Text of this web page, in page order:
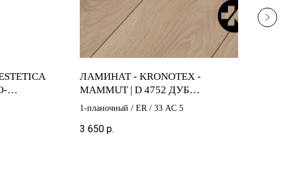
ЛАМИНАТ - KRONOTEX -
MAMMUT | D 4752 ДУБ
СВЕТЛЫЙ МАКРО
1-планочный / ER / 33 AC 5
3 650 р.